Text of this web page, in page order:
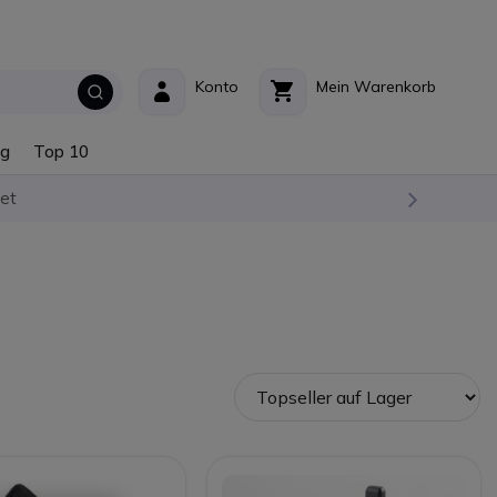
Mein Warenkorb
Konto
Top 10